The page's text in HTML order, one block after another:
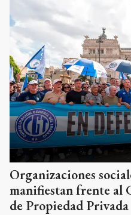
Organizaciones
manifiestan frente al
de Propiedad Privada